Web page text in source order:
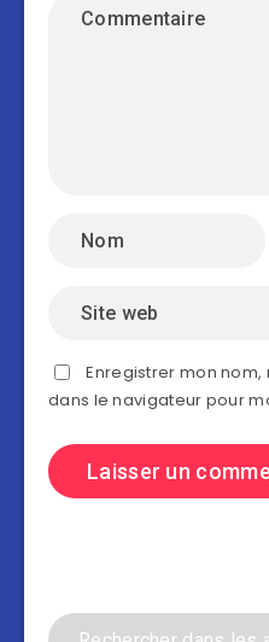
Enregistrer mon
dans le navigateur pour